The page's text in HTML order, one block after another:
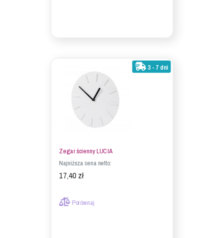
3 - 7 dni
Zegar ścienny LUCIA
Najniższa cena netto:
17,40 zł
Porównaj